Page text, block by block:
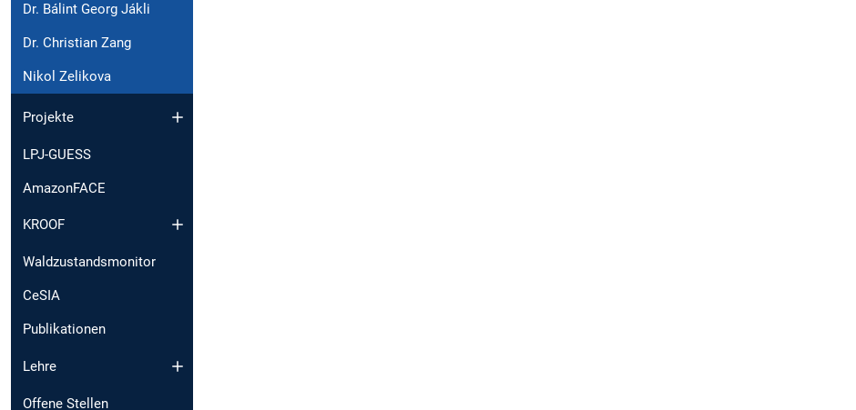
Dr. Bálint Georg Jákli
Dr. Christian Zang
Nikol Zelikova
Projekte
LPJ-GUESS
AmazonFACE
KROOF
Waldzustandsmonitor
CeSIA
Publikationen
Lehre
Offene Stellen